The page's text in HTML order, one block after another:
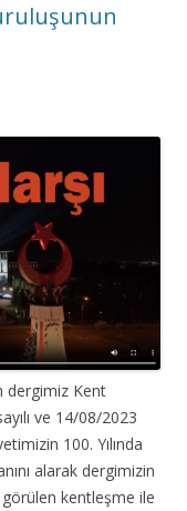
dergimiz Kent
ve 14/08/2023
100. Yılında
alarak dergimizin
kentleşme ile